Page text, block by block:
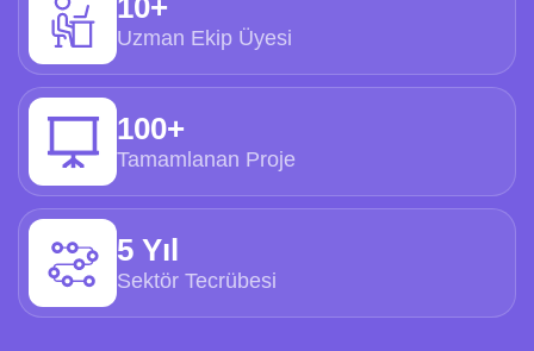
10+
Uzman Ekip Üyesi
100+
Tamamlanan Proje
5 Yıl
Sektör Tecrübesi